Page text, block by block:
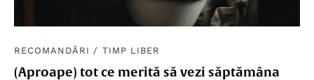
RECOMANDĂRI / TIMP LIBER
(Aproape) tot ce merită să vezi săptămâna